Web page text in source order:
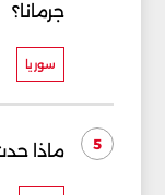
جرمانا؟
سوريا
5 ماذا